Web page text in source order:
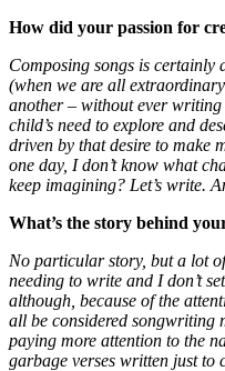
How did your passion for
Composing songs is certainly
(when we are all
another – without ever
child’s need to explore and
driven by that desire to make
one day, I don’t know what
keep imagining? Let’s write.
What’s the story behind
No particular story, but a lot
needing to write and I don’t
although, because of the
all be considered songwriting
paying more attention to the
garbage verses written just to